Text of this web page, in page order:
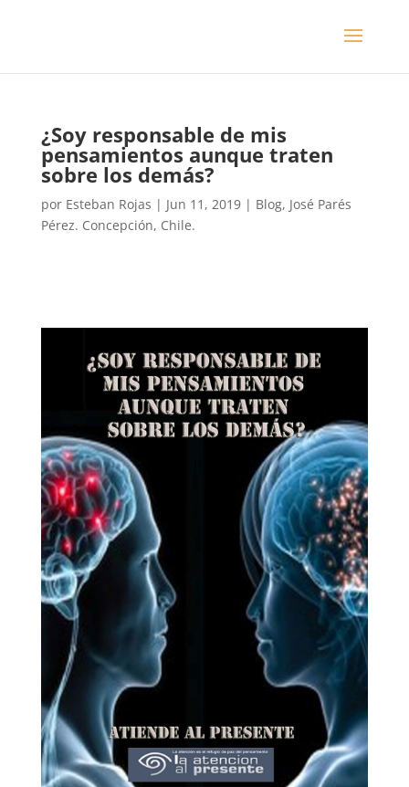
¿Soy responsable de mis
pensamientos aunque traten
sobre los demás?
por Esteban Rojas | Jun 11, 2019| Blog, José Parés
Pérez. Concepción, Chile.